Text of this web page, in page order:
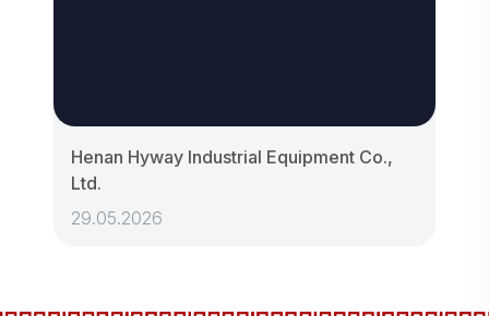
Henan Hyway Industrial Equipment Co.,
Ltd.
29.05.2026